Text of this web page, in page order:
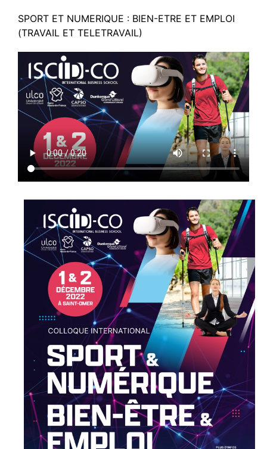
SPORT ET NUMERIQUE : BIEN-ETRE ET EMPLOI
(TRAVAIL ET TELETRAVAIL)